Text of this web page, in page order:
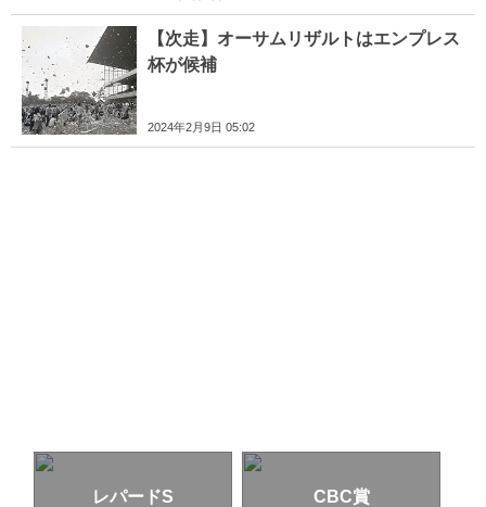
【次走】オーサムリザルトはエンプレス
杯が候補
2024年2月9日 05:02
レパードS CBC賞